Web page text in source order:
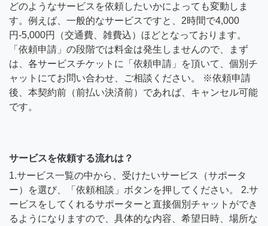
どのようなサービスを依頼したいかによっても変動しま
す。例えば、一般的なサービスですと、2時間で4,000
円-5,000円（交通費、雑費込）ほどとなっております。
「依頼申請」の段階では料金は発生しませんので、まず
は、各サービスチケットに「依頼申請」を頂いて、個別チ
ャットにてお問い合わせ、ご相談ください。 ※依頼申請
後、本契約前（前払い決済前）であれば、キャンセル可能
です。
サービスを依頼する流れは？
1.サービス一覧の中から、受けたいサービス（サポータ
ー）を選び、「依頼相談」ボタンを押してください。 2.サ
ービスをしてくれるサポーターと直接個別チャットができ
るようになりますので、具体的な内容、希望日時、場所な